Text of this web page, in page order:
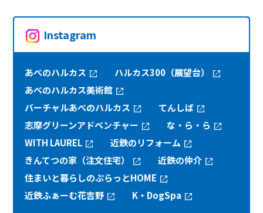
Instagram
あべのハルカス
ハルカス300（展望台）
あべのハルカス美術館
バーチャルあべのハルカス
てんしば
志摩グリーンアドベンチャー
な・ら・ら
WITH LAUREL
近鉄のリフォーム
きんてつの家（注文住宅）
近鉄の仲介
住まいと暮らしのぷらっとHOME
近鉄ふぁーむ花吉野
K・DogSpa